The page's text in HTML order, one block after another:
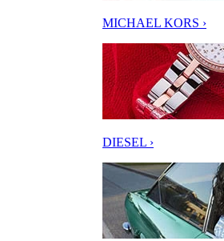
MICHAEL KORS ›
DIESEL ›